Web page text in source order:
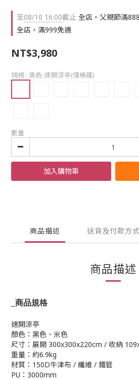
至08/10 16:00截止 全店，父親節滿
全店，滿999免運
NT$3,980
規格 : 黑色-速開涼亭(僅帳篷)
數量
加入購物車
商品描述 送貨及付款方式
商品描述
商品規格
速開涼亭
顏色：黑色、米色
尺寸：展開 300x300x220cm / 收納
重量：約6.9kg
材質：150D牛津布 / 纖維 / 鐵管
PU：3000mm